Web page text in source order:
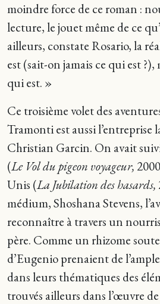
moindre force de ce roman :
lecture, le jouet même de ce
ailleurs, constate Rosario, la
est (sait-on jamais ce qui est ?),
qui est. »
Ce troisième volet des
Tramonti est aussi l’entreprise
Christian Garcin. On avait
(Le Vol du pigeon voyageur,
Unis (La Jubilation des hasards,
médium, Shoshana Stevens,
reconnaître à travers un
père. Comme un rhizome
d’Eugenio prenaient de
dans leurs thématiques des
trouvés ailleurs dans l’œuvre